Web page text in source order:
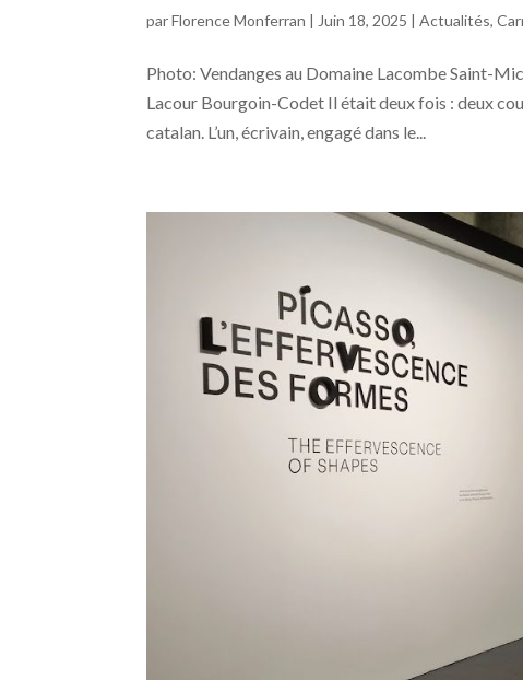
parFlorence Monferran |Juin 18, 2025 |Actualités,
Photo: Vendanges au Domaine Lacombe Saint-
Lacour Bourgoin-Codet Il était deux fois : deux
catalan. L’un, écrivain, engagé dans le...